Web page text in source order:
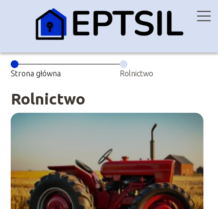
Strona główna Rolnictwo
Rolnictwo